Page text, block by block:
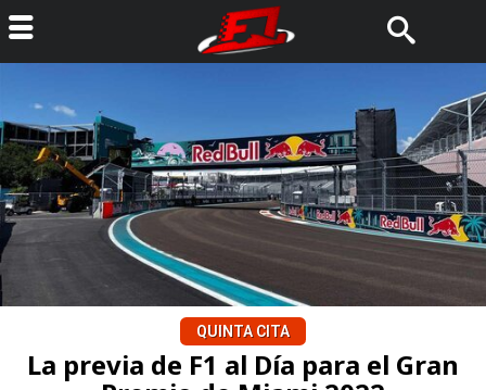
QUINTA CITA
La previa de F1 al Día para el Gran